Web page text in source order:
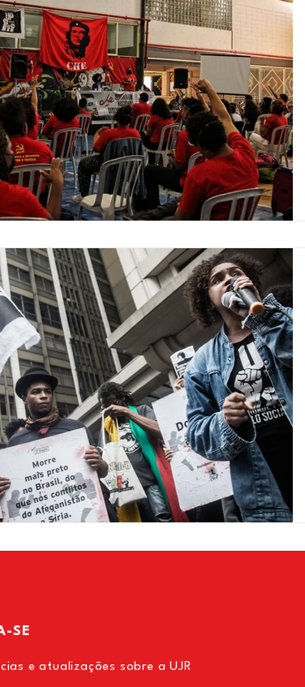
SE
e atualizações sobre a UJR